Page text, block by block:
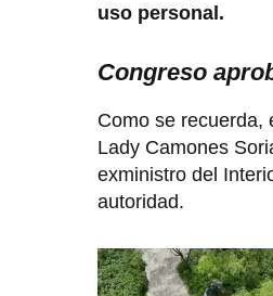
uso personal.
Congreso
Como se recuerda,
Lady Camones
exministro del
autoridad.